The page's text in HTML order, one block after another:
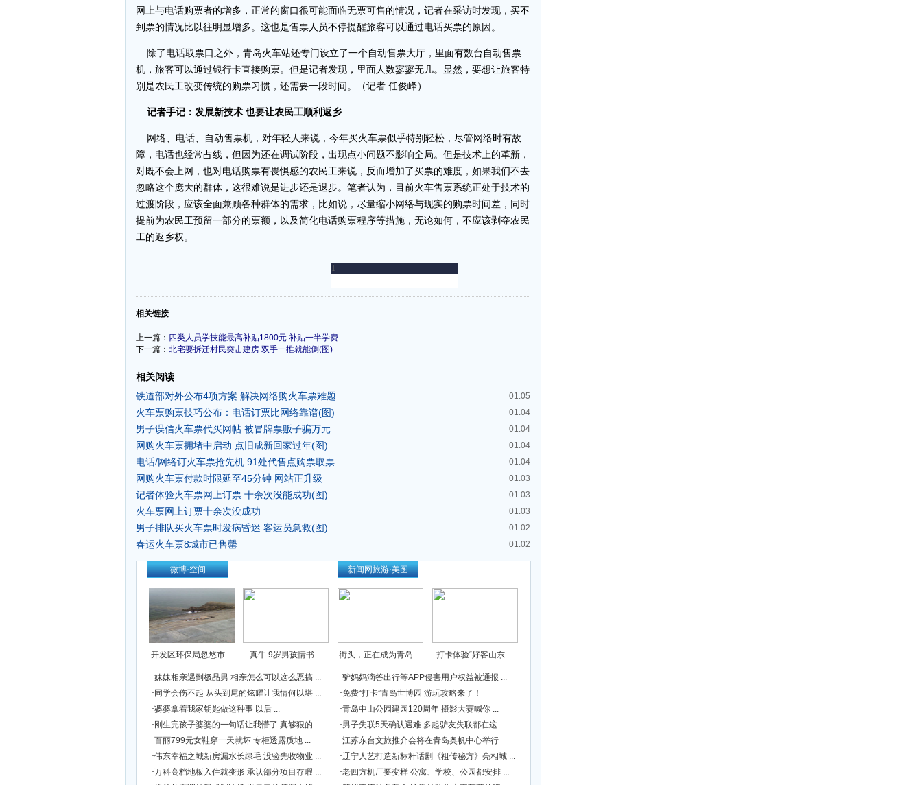
网上与电话购票者的增多，正常的窗口很可能面临无票可售的情况，记者在采访时发现，买不
到票的情况比以往明显增多。这也是售票人员不停提醒旅客可以通过电话买票的原因。
除了电话取票口之外，青岛火车站还专门设立了一个自动售票大厅，里面有数台自动售票
机，旅客可以通过银行卡直接购票。但是记者发现，里面人数寥寥无几。显然，要想让旅客特
别是农民工改变传统的购票习惯，还需要一段时间。（记者 任俊峰）
记者手记：发展新技术 也要让农民工顺利返乡
网络、电话、自动售票机，对年轻人来说，今年买火车票似乎特别轻松，尽管网络时有故
障，电话也经常占线，但因为还在调试阶段，出现点小问题不影响全局。但是技术上的革新，
对既不会上网，也对电话购票有畏惧感的农民工来说，反而增加了买票的难度，如果我们不去
忽略这个庞大的群体，这很难说是进步还是退步。笔者认为，目前火车售票系统正处于技术的
过渡阶段，应该全面兼顾各种群体的需求，比如说，尽量缩小网络与现实的购票时间差，同时
提前为农民工预留一部分的票额，以及简化电话购票程序等措施，无论如何，不应该剥夺农民
工的返乡权。
-
相关链接
上一篇： 四类人员学技能最高补贴1800元 补贴一半学费
下一篇： 北宅要拆迁村民突击建房 双手一推就能倒(图)
相关阅读
01.05
铁道部对外公布4项方案 解决网络购火车票难题
01.04
火车票购票技巧公布：电话订票比网络靠谱(图)
01.04
男子误信火车票代买网帖 被冒牌票贩子骗万元
01.04
网购火车票拥堵中启动 点旧成新回家过年(图)
01.04
电话/网络订火车票抢先机 91处代售点购票取票
01.03
网购火车票付款时限延至45分钟 网站正升级
01.03
记者体验火车票网上订票 十余次没能成功(图)
01.03
火车票网上订票十余次没成功
01.02
男子排队买火车票时发病昏迷 客运员急救(图)
01.02
春运火车票8城市已售罄